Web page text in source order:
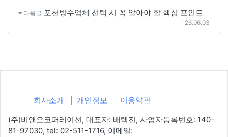
다음글 포천방수업체 선택 시 꼭 알아야 할 핵심 포인트
26.06.03
회사소개 개인정보 이용약관
(주)비앤오코퍼레이션, 대표자: 배택진, 사업자등록번호: 140-
81-97030, tel: 02-511-1716, 이메일: